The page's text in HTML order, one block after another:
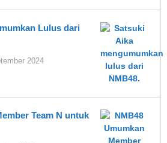
Lulus dari
2024
Team N untuk